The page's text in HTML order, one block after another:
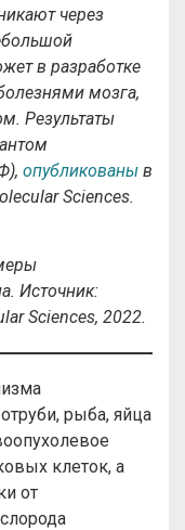
через
в разработке
мозга,
Результаты
опубликованы в
Sciences.
Источник:
Sciences, 2022.
рыба, яйца
клеток, а
от